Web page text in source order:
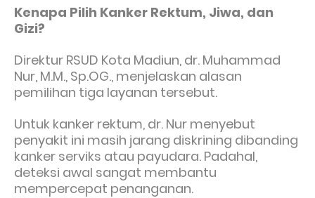
Kenapa Pilih Kanker Rektum, Jiwa, dan
Gizi?
Direktur RSUD Kota Madiun, dr. Muhammad
Nur, M.M., Sp.OG., menjelaskan alasan
pemilihan tiga layanan tersebut.
Untuk kanker rektum, dr. Nur menyebut
penyakit ini masih jarang diskrining dibanding
kanker serviks atau payudara. Padahal,
deteksi awal sangat membantu
mempercepat penanganan.